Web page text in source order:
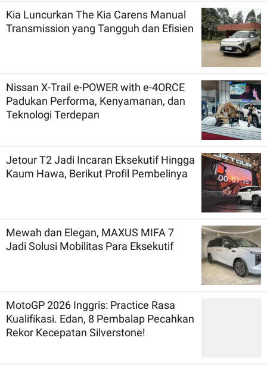
Kia Luncurkan The Kia Carens Manual
Transmission yang Tangguh dan Efisien
Nissan X-Trail e-POWER with e-4ORCE
Padukan Performa, Kenyamanan, dan
Teknologi Terdepan
Jetour T2 Jadi Incaran Eksekutif Hingga
Kaum Hawa, Berikut Profil Pembelinya
Mewah dan Elegan, MAXUS MIFA 7
Jadi Solusi Mobilitas Para Eksekutif
MotoGP 2026 Inggris: Practice Rasa
Kualifikasi. Edan, 8 Pembalap Pecahkan
Rekor Kecepatan Silverstone!